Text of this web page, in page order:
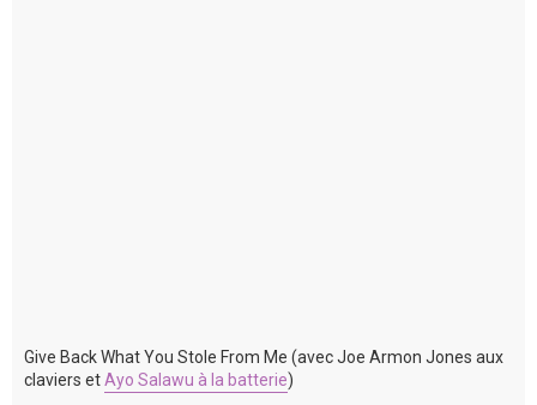
Give Back What You Stole From Me (avec Joe Armon Jones aux
claviers etAyo Salawu à la batterie)